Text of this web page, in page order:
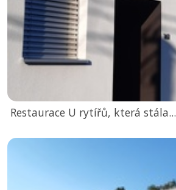
Restaurace U rytířů, která stála...